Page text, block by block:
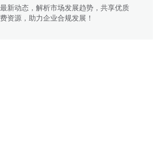
新动态，解析市场发展趋势，共享优质
资源，助力企业合规发展！